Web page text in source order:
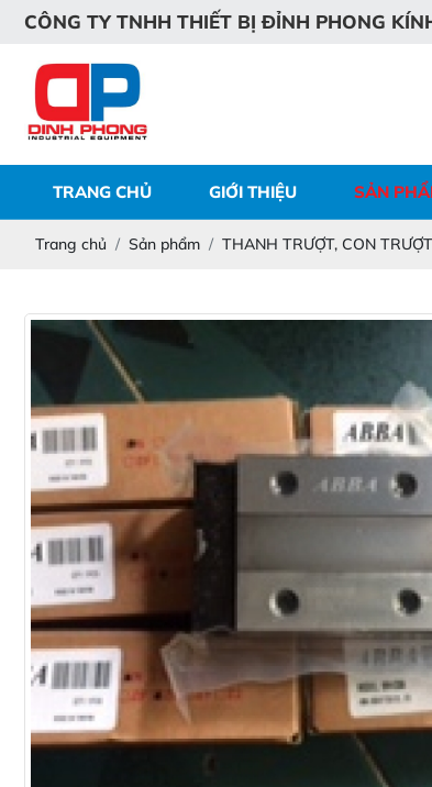
CÔNG TY TNHH THIẾT BỊ ĐỈNH PHONG KÍN
TRANG CHỦ GIỚI THIỆU SẢN
Trang chủ Sản phẩm THANH TRƯỢT, CON